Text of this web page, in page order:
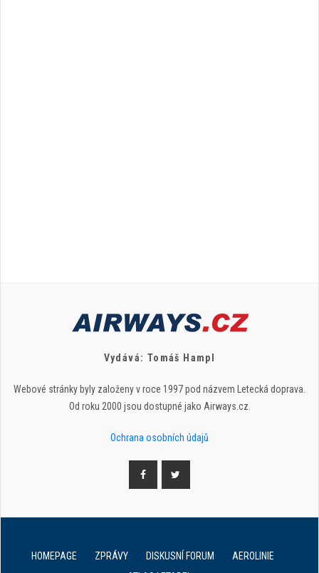
Vydává: Tomáš Hampl
Webové stránky byly založeny v roce 1997 pod názvem Letecká doprava.
Od roku 2000 jsou dostupné jako Airways.cz.
Ochrana osobních údajů
HOMEPAGE ZPRÁVY DISKUSNÍ FORUM
AEROLINIE